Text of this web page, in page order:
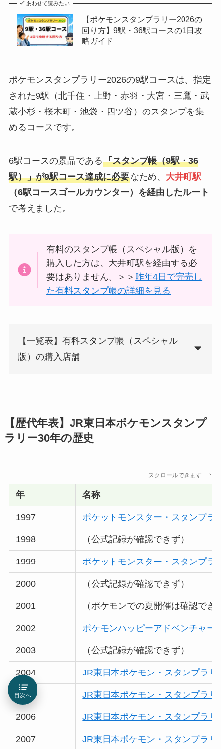
あわせて読みたい
【ポケモンスタンプラリー2026の
回り方】9駅・36駅コースの1日攻
略ガイド
ポケモンスタンプラリー2026の9駅コースは、指定
された9駅（北千住・上野・赤羽・大宮・三鷹・武
蔵小杉・桜木町・池袋・四ツ谷）のスタンプを集
めるコースです。
6駅コースの景品である「スタンプ帳（9駅・36
駅）」が9駅コース達成に必要なため、 大井町駅
（6駅コースゴールカウンター）を経由したルート
で考えました。
有料のスタンプ帳（スペシャル版）を
購入した方は、大井町駅を経由する必
要はありません。＞＞ 昨年4日で完売し
た有料スタンプ帳の詳細を見る
【一覧表】有料スタンプ帳（スペシャル
版）の購入店舗
【歴代年表】JR東日本ポケモンスタンプ
ラリー30年の歴史
スクロールできます
年 名称
1997 ポケットモンスター・スタンプラ
1998 （公式記録が確認できず）
1999 ポケットモンスター・スタンプラ
2000 （公式記録が確認できず）
2001 （ポケモンでの夏開催は確認でき
2002 ポケモンハッピーアドベンチャー
2003 （公式記録が確認できず）
2004 JR東日本ポケモン・スタンプラリ
2005 JR東日本ポケモン・スタンプラリ
2006 JR東日本ポケモン・スタンプラリ
2007 JR東日本ポケモン・スタンプラリ
目次へ